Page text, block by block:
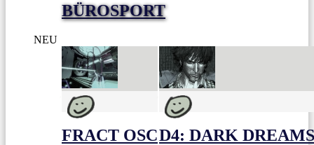
BÜROSPORT
NEU
FRACT OSCD4: DARK